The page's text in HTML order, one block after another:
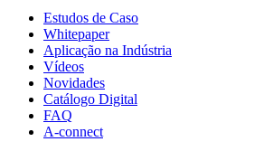
Estudos de Caso
Whitepaper
Aplicação na Indústria
Vídeos
Novidades
Catálogo Digital
FAQ
A-connect